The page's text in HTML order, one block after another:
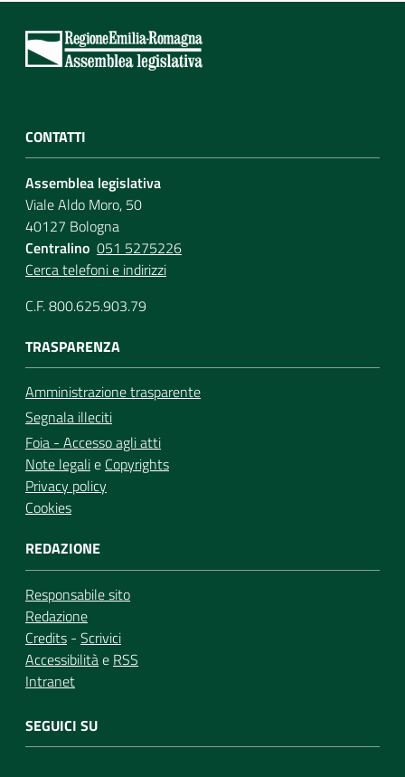
CONTATTI
Assemblea legislativa
Viale Aldo Moro, 50
40127 Bologna
Centralino 051 5275226
Cerca telefoni e indirizzi
C.F. 800.625.903.79
TRASPARENZA
Amministrazione trasparente
Segnala illeciti
Foia - Accesso agli atti
Note legalie Copyrights
Privacy policy
Cookies
REDAZIONE
Responsabile sito
Redazione
Credits - Scrivici
Accessibilitàe RSS
Intranet
SEGUICI SU